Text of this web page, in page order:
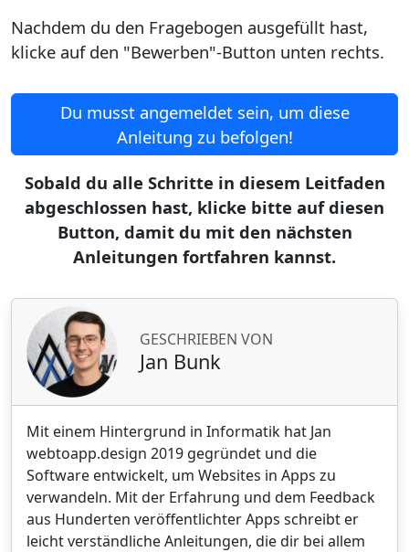
Nachdem du den Fragebogen ausgefüllt hast,
klicke auf den "Bewerben"-Button unten rechts.
Du musst angemeldet sein, um diese
Anleitung zu befolgen!
Sobald du alle Schritte in diesem Leitfaden
abgeschlossen hast, klicke bitte auf diesen
Button, damit du mit den nächsten
Anleitungen fortfahren kannst.
GESCHRIEBEN VON
Jan Bunk
Mit einem Hintergrund in Informatik hat Jan
webtoapp.design 2019 gegründet und die
Software entwickelt, um Websites in Apps zu
verwandeln. Mit der Erfahrung und dem Feedback
aus Hunderten veröffentlichter Apps schreibt er
leicht verständliche Anleitungen, die dir bei allem